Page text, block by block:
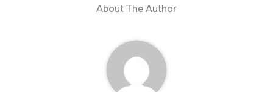
About The Author